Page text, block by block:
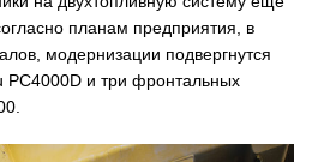
планам предприятия, в
модернизации подвергнутся
РС4000D и три фронтальных